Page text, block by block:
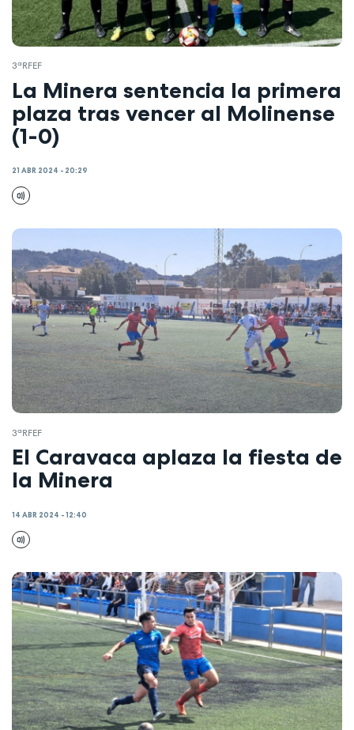
3ªRFEF
La Minera sentencia la primera
plaza tras vencer al Molinense
(1-0)
21 ABR 2024 - 20:29
3ªRFEF
El Caravaca aplaza la fiesta de
la Minera
14 ABR 2024 - 12:40